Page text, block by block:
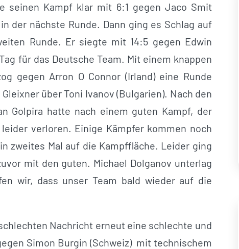
seinen Kampf klar mit 6:1 gegen Jaco Smit
der nächste Runde. Dann ging es Schlag auf
Runde. Er siegte mit 14:5 gegen Edwin
für das Deutsche Team. Mit einem knappen
gegen Arron O Connor (Irland) eine Runde
über Toni Ivanov (Bulgarien). Nach den
Golpira hatte nach einem guten Kampf, der
verloren. Einige Kämpfer kommen noch
zweites Mal auf die Kampffläche. Leider ging
mit den guten. Michael Dolganov unterlag
wir, dass unser Team bald wieder auf die
Nachricht erneut eine schlechte und
Simon Burgin (Schweiz) mit technischem